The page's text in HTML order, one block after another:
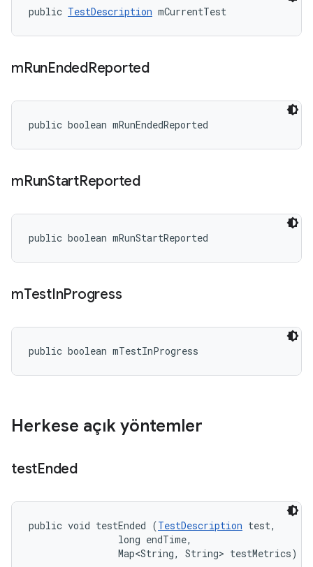
public TestDescription mCurrentTest
mRunEndedReported
public boolean mRunEndedReported
mRunStartReported
public boolean mRunStartReported
mTestInProgress
public boolean mTestInProgress
Herkese açık yöntemler
testEnded
public void testEnded (TestDescription test,
                long endTime,
                Map<String, String> testMetrics)